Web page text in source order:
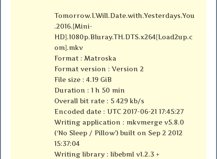
Tomorrow.I.Will.Date.with.Yesterdays.You
.2016.[Mini-
HD].1080p.Bluray.TH.DTS.x264[Load2up.c
om].mkv
Format : Matroska
Format version : Version 2
File size : 4.19 GiB
Duration : 1 h 50 min
Overall bit rate : 5 429 kb/s
Encoded date : UTC 2017-06-21 17:45:27
Writing application : mkvmerge v5.8.0
(‘No Sleep / Pillow’) built on Sep 2 2012
15:37:04
Writing library : libebml v1.2.3 +